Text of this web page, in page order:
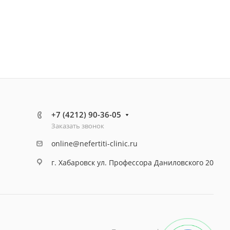
+7 (4212) 90-36-05
Заказать звонок
online@nefertiti-clinic.ru
г. Хабаровск ул. Профессора Даниловского 20